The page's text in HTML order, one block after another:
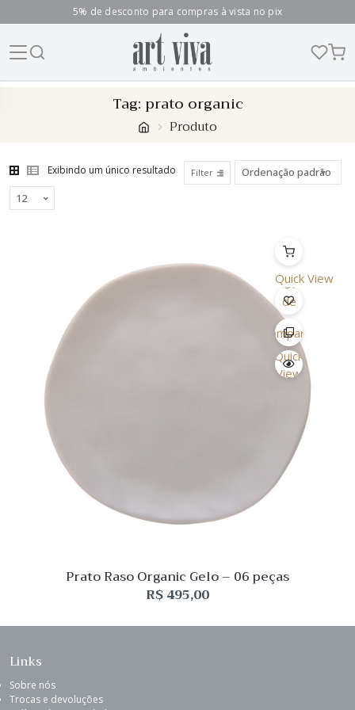
5% de desconto para compras à vista no pix
Tag: prato organic
Produto
Exibindo um único resultado Filter
Quick View
Lista
de
Desejo
Comparar
Quick
View
Prato Raso Organic Gelo – 06 peças
R$495,00
Links
Sobre nós
Trocas e devoluções